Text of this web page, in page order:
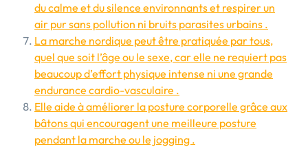
du calme et du silence environnants et respirer un
air pur sans pollution ni bruits parasites urbains .
La marche nordique peut être pratiquée par tous,
quel que soit l’âge ou le sexe, car elle ne requiert pas
beaucoup d’effort physique intense ni une grande
endurance cardio-vasculaire .
Elle aide à améliorer la posture corporelle grâce aux
bâtons qui encouragent une meilleure posture
pendant la marche ou le jogging .